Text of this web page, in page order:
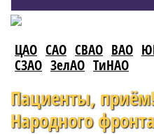
ЦАО САО СВАО ВАО
СЗАО ЗелАО ТиНАО
Пациенты,
Народного